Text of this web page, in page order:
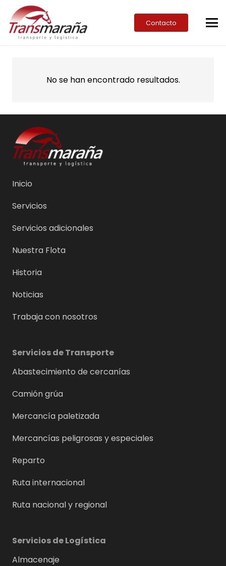
Contacto
No se han encontrado resultados.
Inicio
Servicios
Servicios adicionales
Nuestra Flota
Historia
Noticias
Trabaja con nosotros
Servicios de Transporte
Abastecimiento de cercanías
Camión grúa
Mercancía paletizada
Mercancías peligrosas y especiales
Reparto
Ruta internacional
Ruta nacional y regional
Servicios de Logística
Almacenaje